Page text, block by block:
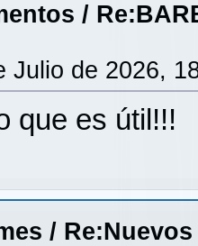
/
Julio de 2026,
que es útil!!!
/